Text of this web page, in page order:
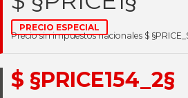
PRECIO ESPECIAL
Precio sin impuestos nacionales $
$ §PRICE154_2§